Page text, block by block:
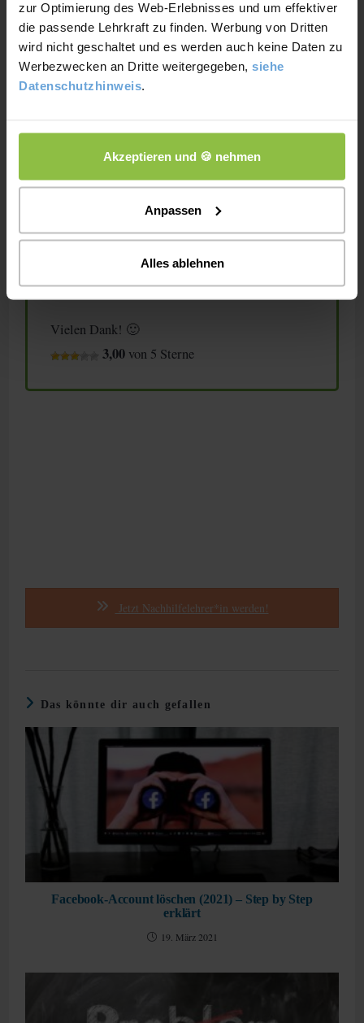
zur Optimierung des Web-Erlebnisses und um effektiver
die passende Lehrkraft zu finden. Werbung von Dritten
wird nicht geschaltet und es werden auch keine Daten zu
Werbezwecken an Dritte weitergegeben, siehe
Datenschutzhinweis.
Akzeptieren und 🍪 nehmen
Anpassen
Alles ablehnen
Wir hoffen, dass du nun einen guten Eindruck
vom Pareto Prinzip bekommen hast und weißt,
wie du es anwenden kannst. Falls du noch Fragen
lass es uns in den Kommentaren wissen
Ansonsten klick dich gerne mal bei unseren
weiterenStuditippsdurch.
Vielen Dank! 🙂
3,00 von 5 Sterne
Jetzt Nachhilfelehrer*in werden!
Das könnte dir auch gefallen
Facebook-Account löschen (2021) – Step by Step
erklärt
19. März 2021